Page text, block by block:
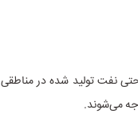
نفت تولید شده در مناطقی
می‌شوند.